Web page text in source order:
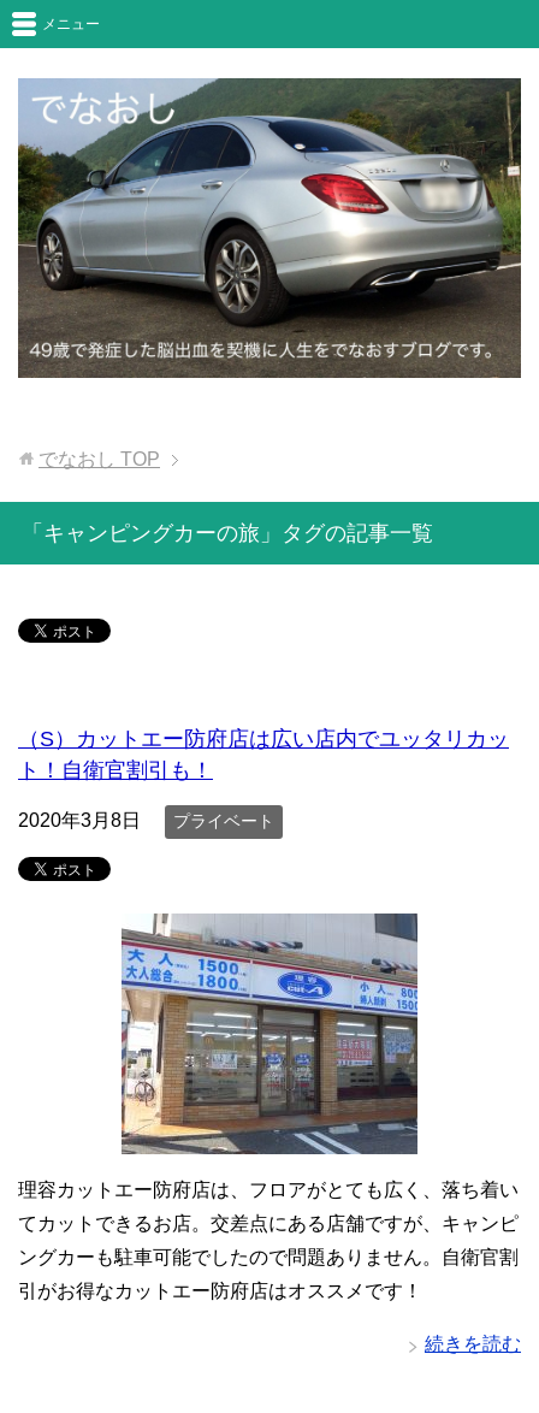
メニュー
でなおし TOP
「キャンピングカーの旅」タグの記事一覧
（S）カットエー防府店は広い店内でユッタリカッ
ト！自衛官割引も！
2020年3月8日 プライベート
理容カットエー防府店は、フロアがとても広く、落ち着い
てカットできるお店。交差点にある店舗ですが、キャンピ
ングカーも駐車可能でしたので問題ありません。自衛官割
引がお得なカットエー防府店はオススメです！
続きを読む